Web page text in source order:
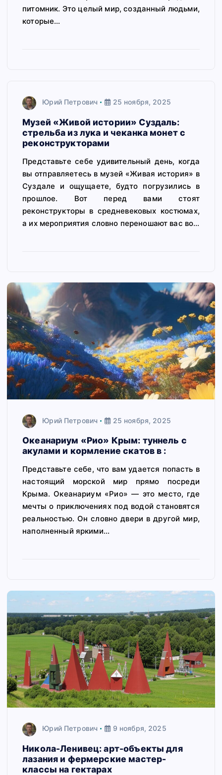
питомник. Это целый мир, созданный людьми,
которые…
Юрий Петрович 25 ноября, 2025
Музей «Живой истории» Суздаль:
стрельба из лука и чеканка монет с
реконструкторами
Представьте себе удивительный день, когда
вы отправляетесь в музей «Живая история» в
Суздале и ощущаете, будто погрузились в
прошлое. Вот перед вами стоят
реконструкторы в средневековых костюмах,
а их мероприятия словно переношают вас во…
Юрий Петрович 25 ноября, 2025
Океанариум «Рио» Крым: туннель с
акулами и кормление скатов в :
Представьте себе, что вам удается попасть в
настоящий морской мир прямо посреди
Крыма. Океанариум «Рио» — это место, где
мечты о приключениях под водой становятся
реальностью. Он словно двери в другой мир,
наполненный яркими…
Юрий Петрович 9 ноября, 2025
Никола-Ленивец: арт-объекты для
лазания и фермерские мастер-
классы на гектарах